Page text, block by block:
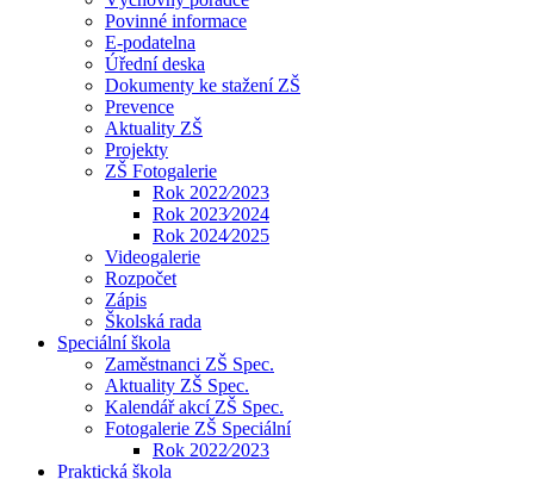
Povinné informace
E-podatelna
Úřední deska
Dokumenty ke stažení ZŠ
Prevence
Aktuality ZŠ
Projekty
ZŠ Fotogalerie
Rok 2022⁄2023
Rok 2023⁄2024
Rok 2024⁄2025
Videogalerie
Rozpočet
Zápis
Školská rada
Speciální škola
Zaměstnanci ZŠ Spec.
Aktuality ZŠ Spec.
Kalendář akcí ZŠ Spec.
Fotogalerie ZŠ Speciální
Rok 2022⁄2023
Praktická škola